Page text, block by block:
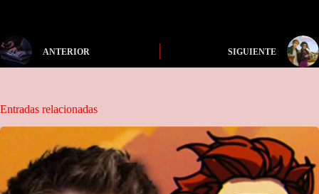
ANTERIOR SIGUIENTE
Entradas relacionadas